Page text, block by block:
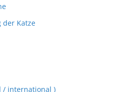
der Katze
/ international )